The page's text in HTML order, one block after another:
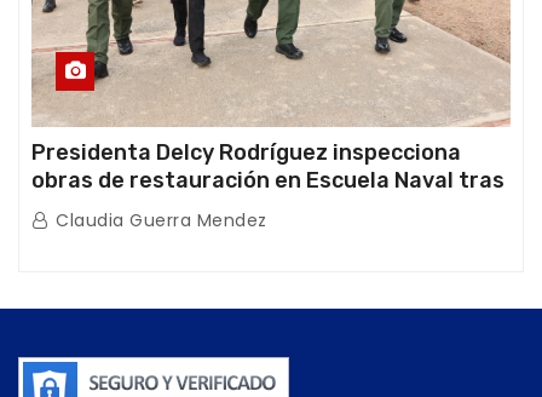
Presidenta Delcy Rodríguez inspecciona
obras de restauración en Escuela Naval tras
afectaciones sísmicas en La Guaira
Claudia Guerra Mendez